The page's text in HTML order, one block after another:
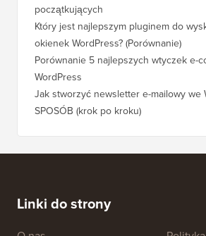
początkujących
Który jest najlepszym pluginem do
okienek WordPress? (Porównanie)
Porównanie 5 najlepszych wtyczek e-
WordPress
Jak stworzyć newsletter e-mailowy we
SPOSÓB (krok po kroku)
Linki do strony